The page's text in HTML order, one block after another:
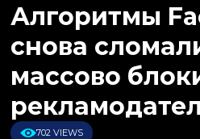
Алгоритмы
снова
массово
702 VIEWS